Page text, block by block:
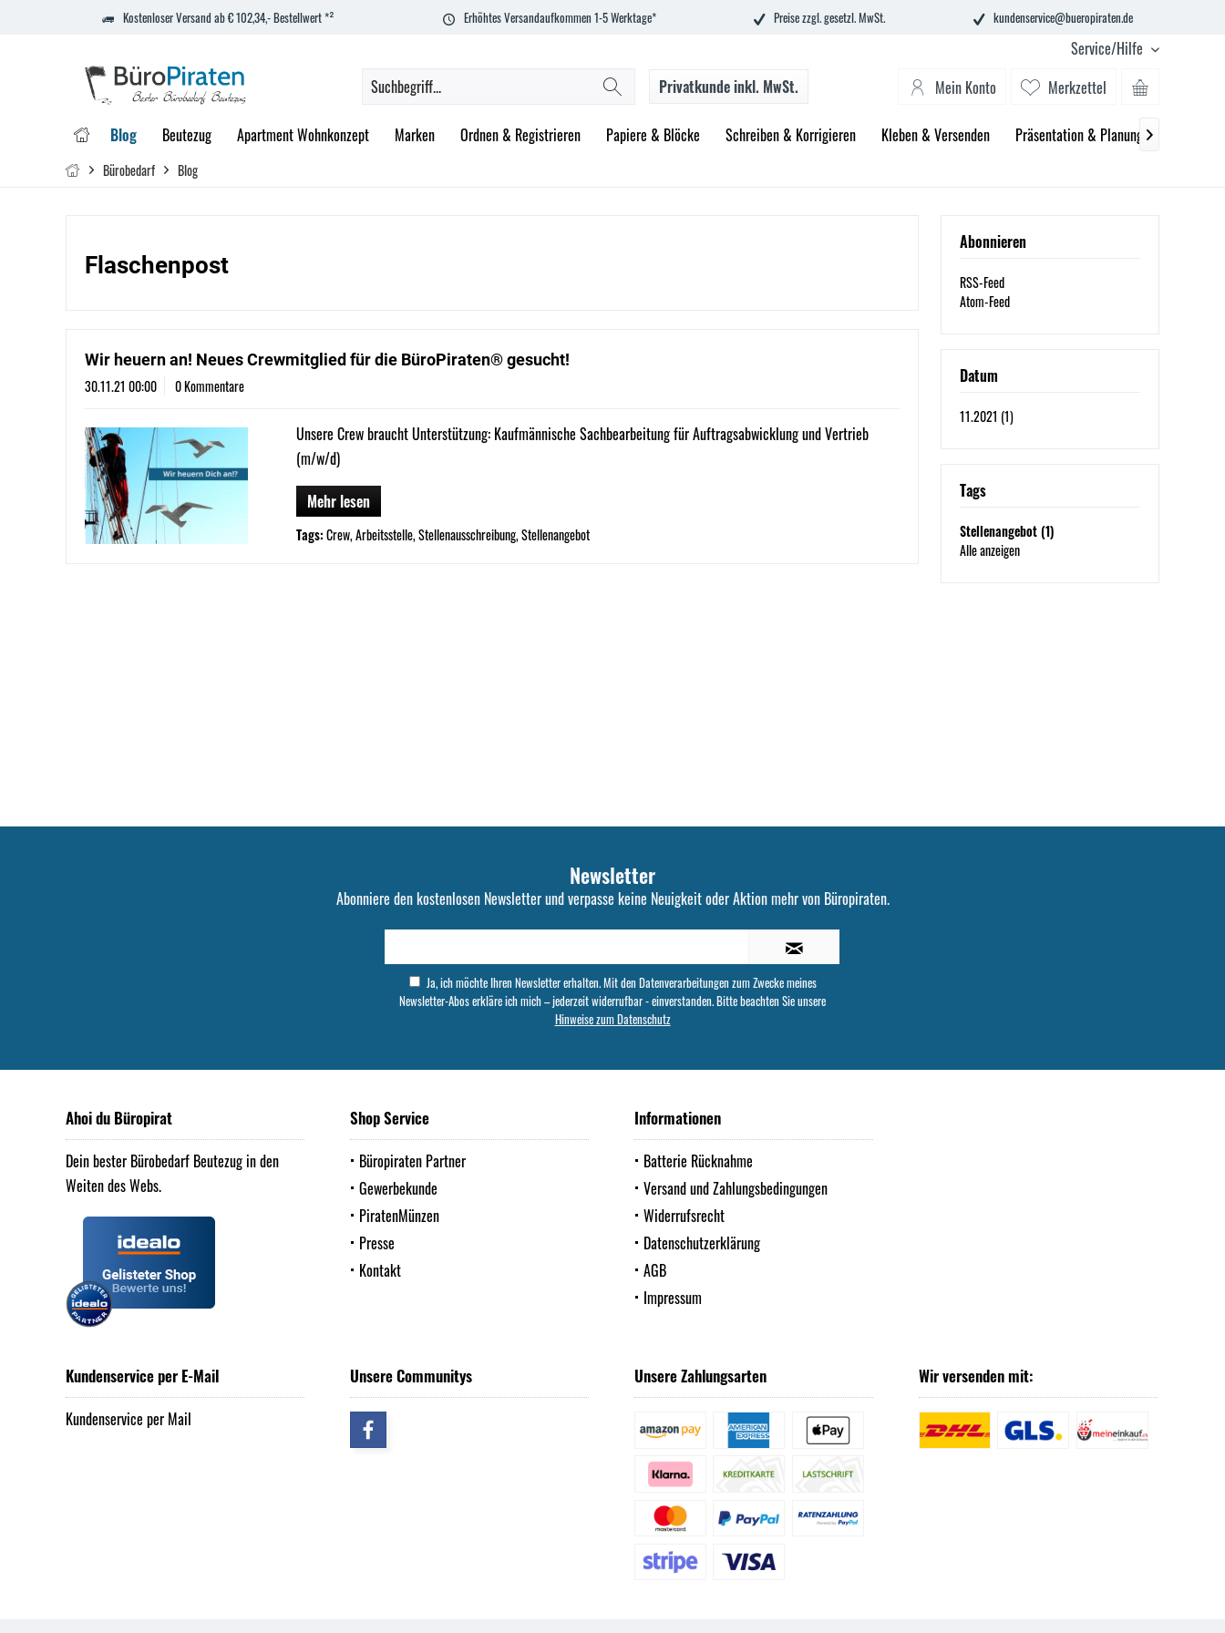
Kostenloser Versand ab € 102,34,- Bestellwert *² Erhöhtes Versandaufkommen 1-5 Werktage* Preise zzgl. gesetzl. MwSt. kundenservice@bueropiraten.de
Service/Hilfe
Merkzettel
Mein Konto
Privatkundeinkl. MwSt.
Blog Beutezug Apartment Wohnkonzept Marken Ordnen & Registrieren Papiere & Blöcke Schreiben & Korrigieren Kleben & Versenden Präsentation & Planung 
Bürobedarf Blog
Abonnieren
RSS-Feed
Atom-Feed
Datum
11.2021 (1)
Tags
Stellenangebot (1)
Alle anzeigen
Flaschenpost
Wir heuern an! Neues Crewmitglied für die BüroPiraten® gesucht!
30.11.21 00:00
0 Kommentare
Unsere Crew braucht Unterstützung: Kaufmännische Sachbearbeitung für Auftragsabwicklung und Vertrieb
(m/w/d)
Mehr lesen
Tags: Crew,Arbeitsstelle,Stellenausschreibung,Stellenangebot
Newsletter
Abonniere den kostenlosen Newsletter und verpasse keine Neuigkeit oder Aktion mehr von Büropiraten.
Ja, ich möchte Ihren Newsletter erhalten. Mit den Datenverarbeitungen zum Zwecke meines
Newsletter-Abos erkläre ich mich – jederzeit widerrufbar - einverstanden. Bitte beachten Sie unsere
Hinweise zum Datenschutz
Ahoi du Büropirat
Dein bester Bürobedarf Beutezug in den
Weiten des Webs.
Shop Service
Büropiraten Partner
Gewerbekunde
PiratenMünzen
Presse
Kontakt
Informationen
Batterie Rücknahme
Versand und Zahlungsbedingungen
Widerrufsrecht
Datenschutzerklärung
AGB
Impressum
Kundenservice per E-Mail
Kundenservice per Mail
Unsere Communitys Unsere Zahlungsarten Wir versenden mit: